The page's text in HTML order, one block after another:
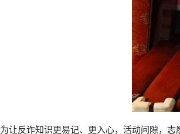
为让反诈知识更易记、更入心，活动间隙，